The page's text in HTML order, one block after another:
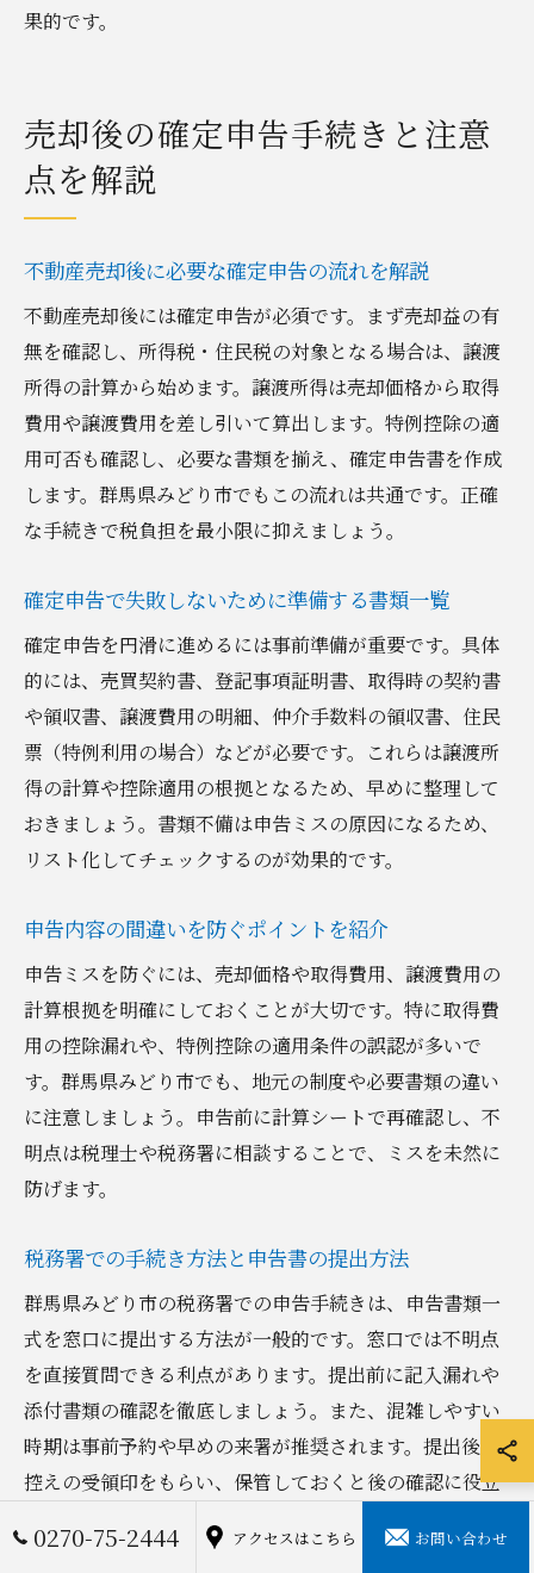
果的です。
売却後の確定申告手続きと注意
点を解説
不動産売却後に必要な確定申告の流れを解説
不動産売却後には確定申告が必須です。まず売却益の有
無を確認し、所得税・住民税の対象となる場合は、譲渡
所得の計算から始めます。譲渡所得は売却価格から取得
費用や譲渡費用を差し引いて算出します。特例控除の適
用可否も確認し、必要な書類を揃え、確定申告書を作成
します。群馬県みどり市でもこの流れは共通です。正確
な手続きで税負担を最小限に抑えましょう。
確定申告で失敗しないために準備する書類一覧
確定申告を円滑に進めるには事前準備が重要です。具体
的には、売買契約書、登記事項証明書、取得時の契約書
や領収書、譲渡費用の明細、仲介手数料の領収書、住民
票（特例利用の場合）などが必要です。これらは譲渡所
得の計算や控除適用の根拠となるため、早めに整理して
おきましょう。書類不備は申告ミスの原因になるため、
リスト化してチェックするのが効果的です。
申告内容の間違いを防ぐポイントを紹介
申告ミスを防ぐには、売却価格や取得費用、譲渡費用の
計算根拠を明確にしておくことが大切です。特に取得費
用の控除漏れや、特例控除の適用条件の誤認が多いで
す。群馬県みどり市でも、地元の制度や必要書類の違い
に注意しましょう。申告前に計算シートで再確認し、不
明点は税理士や税務署に相談することで、ミスを未然に
防げます。
税務署での手続き方法と申告書の提出方法
群馬県みどり市の税務署での申告手続きは、申告書類一
式を窓口に提出する方法が一般的です。窓口では不明点
を直接質問できる利点があります。提出前に記入漏れや
添付書類の確認を徹底しましょう。また、混雑しやすい
時期は事前予約や早めの来署が推奨されます。提出後は
控えの受領印をもらい、保管しておくと後の確認に役立
0270-75-2444 アクセスはこちら お問い合わせ